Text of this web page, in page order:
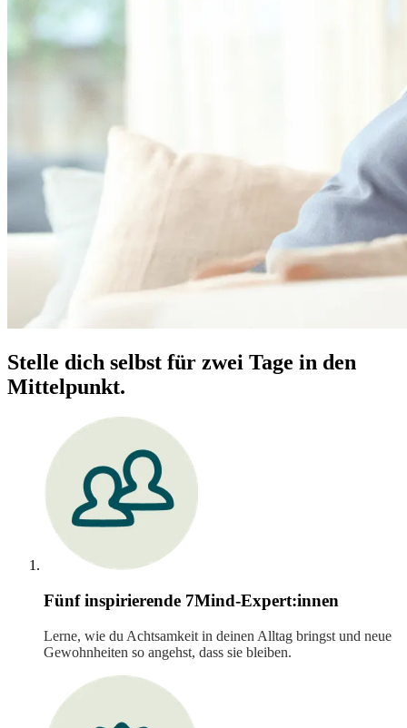
Stelle dich selbst für zwei Tage in den
Mittelpunkt.
Fünf inspirierende 7Mind-Expert:innen
Lerne, wie du Achtsamkeit in deinen Alltag bringst und neue
Gewohnheiten so angehst, dass sie bleiben.